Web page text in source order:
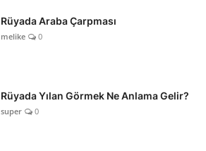
Rüyada Araba Çarpması
melike 0
Rüyada Yılan Görmek Ne Anlama Gelir?
super 0